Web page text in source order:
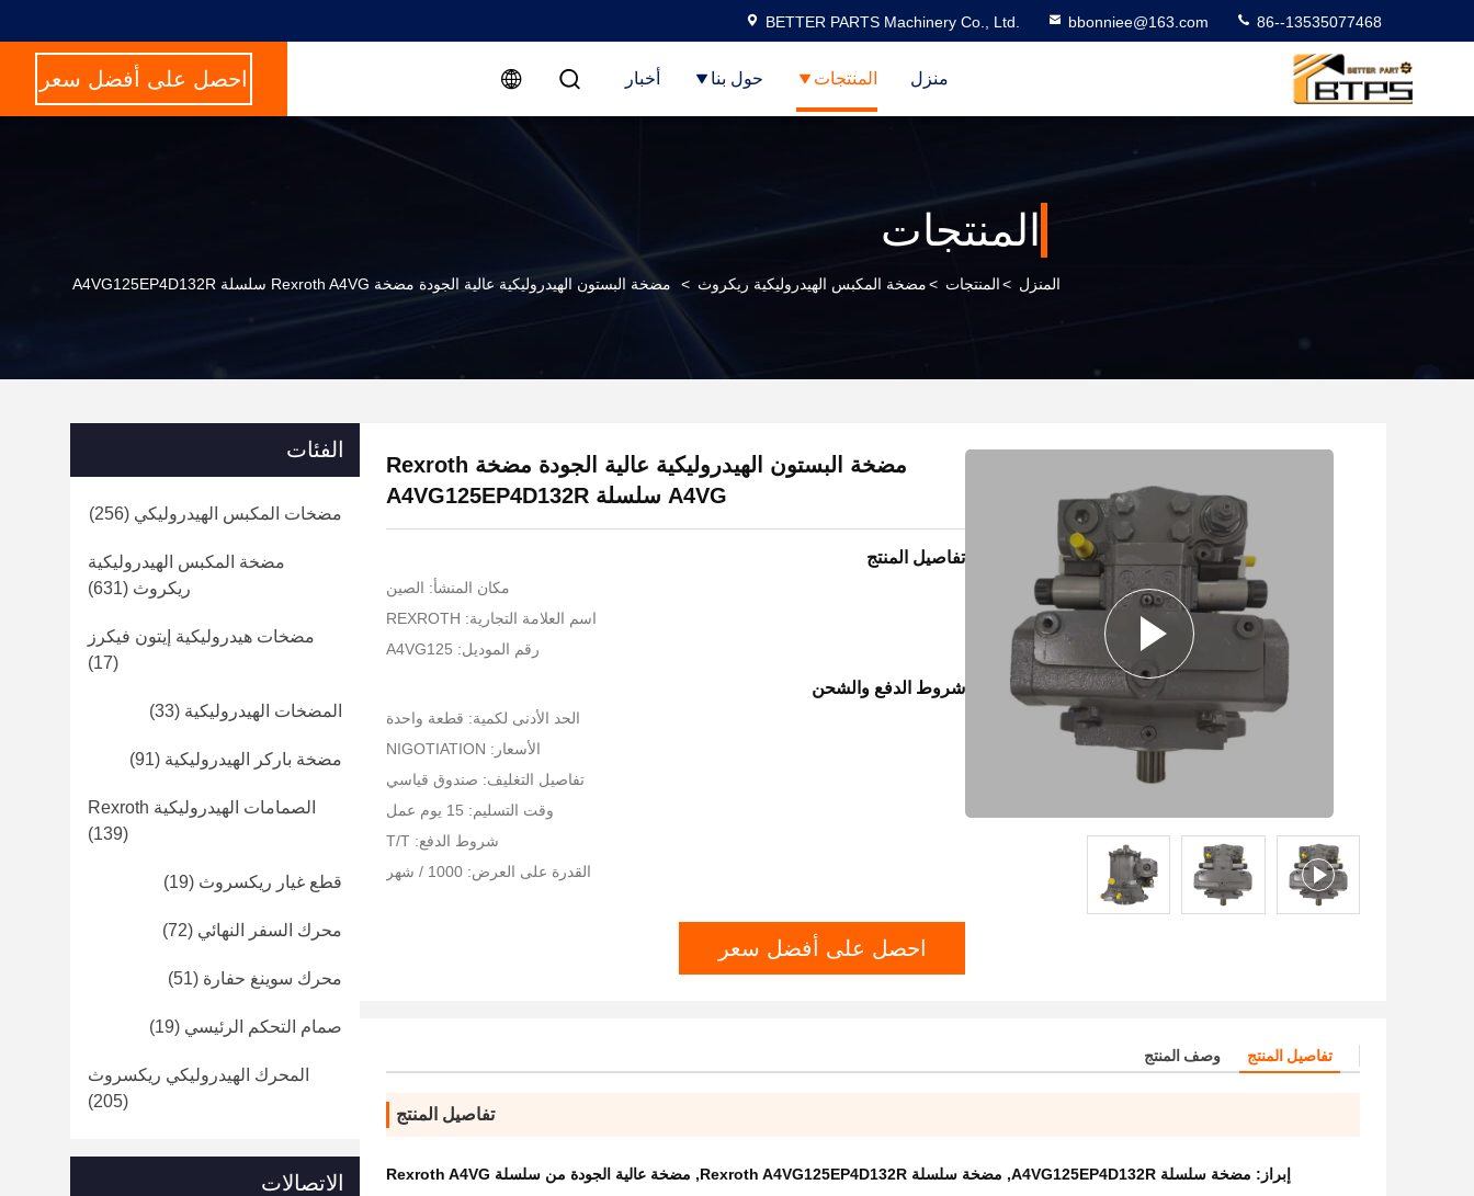
BETTER PARTS Machinery Co., Ltd. bbonniee@163.com 86--13535077468
منزل المنتجات حول بنا أخبار احصل على أفضل سعر
المنتجات
المنزل >المنتجات >مضخة المكبس الهيدروليكية ريكروث > مضخة البستون الهيدروليكية عالية الجودة مضخة Rexroth A4VG سلسلة A4VG125EP4D132R
مضخة البستون الهيدروليكية عالية الجودة مضخة Rexroth
A4VG سلسلة A4VG125EP4D132R
تفاصيل المنتج
مكان المنشأ: الصين
اسم العلامة التجارية: REXROTH
رقم الموديل: A4VG125
شروط الدفع والشحن
الحد الأدنى لكمية: قطعة واحدة
الأسعار: NIGOTIATION
تفاصيل التغليف: صندوق قياسي
وقت التسليم: 15 يوم عمل
شروط الدفع: T/T
القدرة على العرض: 1000 / شهر
احصل على أفضل سعر
تفاصيل المنتج وصف المنتج
تفاصيل المنتج
إبراز: مضخة سلسلة A4VG125EP4D132R , مضخة سلسلة Rexroth A4VG125EP4D132R , مضخة عالية الجودة من سلسلة Rexroth A4VG
الفئات
مضخات المكبس الهيدروليكي (256)
مضخة المكبس الهيدروليكية
ريكروث (631)
مضخات هيدروليكية إيتون فيكرز
(17)
المضخات الهيدروليكية (33)
مضخة باركر الهيدروليكية (91)
الصمامات الهيدروليكية Rexroth
(139)
قطع غيار ريكسروث (19)
محرك السفر النهائي (72)
محرك سوينغ حفارة (51)
صمام التحكم الرئيسي (19)
المحرك الهيدروليكي ريكسروث
(205)
الاتصالات